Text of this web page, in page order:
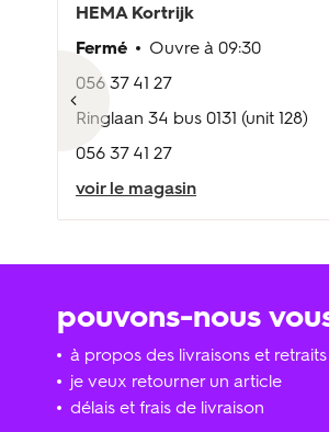
HEMA Kortrijk
Fermé
Ouvre à 09:30
056 37 41 27
Ringlaan 34 bus 0131 (unit 128)
056 37 41 27
voir le magasin
pouvons-nous
à propos des livraisons et retraits
je veux retourner un article
délais et frais de livraison